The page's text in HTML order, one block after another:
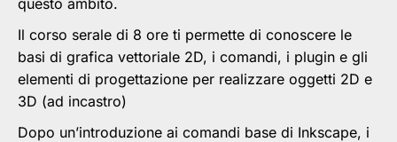
questo ambito.
Il corso serale di 8 ore ti permette di conoscere le
basi di grafica vettoriale 2D, i comandi, i plugin e gli
elementi di progettazione per realizzare oggetti 2D e
3D (ad incastro)
Dopo un’introduzione ai comandi base di Inkscape, i